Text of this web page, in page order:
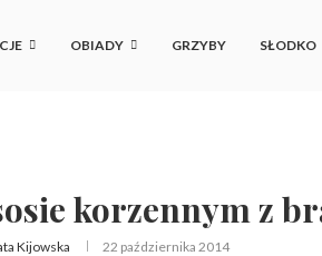
OBIADY GRZYBY SŁODKO
korzennym z
Kijowska 22 października 2014